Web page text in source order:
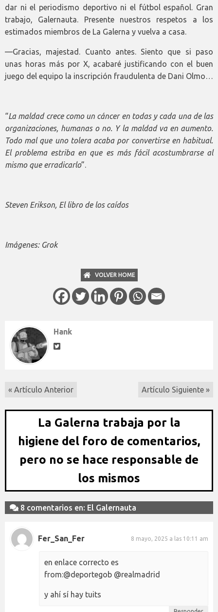
dar ni el periodismo deportivo ni el fútbol español. Gran
trabajo, Galernauta. Presente nuestros respetos a los
estimados miembros de La Galerna y vuelva a casa.
—Gracias, majestad. Cuanto antes. Siento que si paso
unas horas más por X, acabaré justificando con el buen
juego del equipo la inscripción fraudulenta de Dani Olmo…
“La maldad crece como un cáncer en todas y cada una de las
organizaciones, humanas o no. Y la maldad va en aumento.
Todo mal que uno tolera acaba por convertirse en habitual.
El problema estriba en que es más fácil acostumbrarse al
mismo que erradicarlo”.
Steven Erikson, El libro de los caídos
Imágenes: Grok
VOLVER HOME
Hank
« Artículo Anterior Artículo Siguiente »
La Galerna trabaja por la
higiene del foro de comentarios,
pero no se hace responsable de
los mismos
8 comentarios en: El Galernauta
Fer_San_Fer 8 mayo, 2025 a las 10:11 am
en enlace correcto es
from:@deportegob @realmadrid
y ahí sí hay tuits